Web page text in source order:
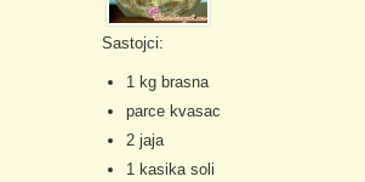
Sastojci:
1 kg brasna
parce kvasac
2 jaja
1 kasika soli